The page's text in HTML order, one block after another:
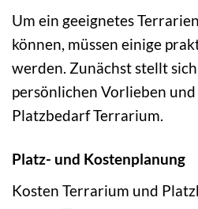
Um ein geeignetes
können, müssen einige
werden. Zunächst stellt
persönlichen Vorlieben
Platzbedarf Terrarium.
Platz- und Kostenplanung
Kosten Terrarium und